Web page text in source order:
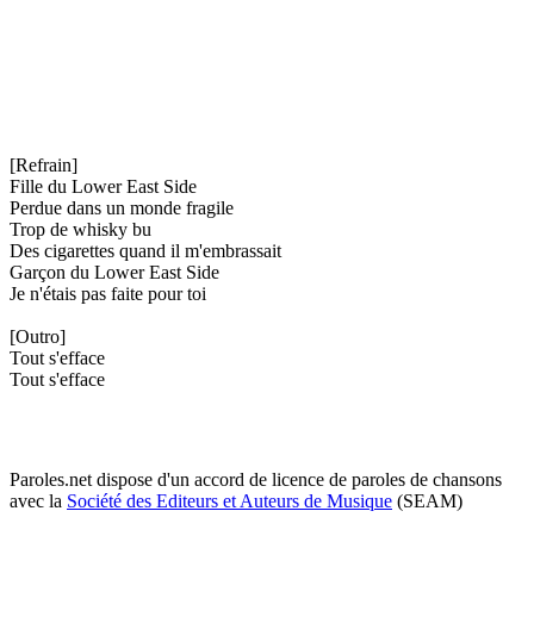
[Refrain]
Fille du Lower East Side
Perdue dans un monde fragile
Trop de whisky bu
Des cigarettes quand il m'embrassait
Garçon du Lower East Side
Je n'étais pas faite pour toi
[Outro]
Tout s'efface
Tout s'efface
Paroles.net dispose d'un accord de licence de paroles de chansons
avec la Société des Editeurs et Auteurs de Musique (SEAM)